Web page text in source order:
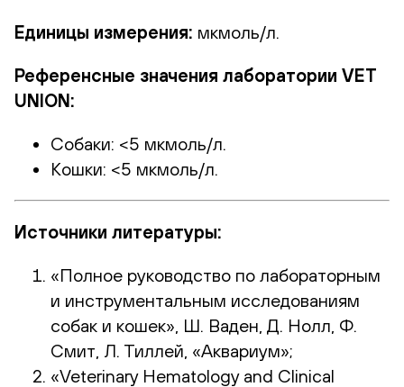
Единицы измерения: мкмоль/л.
Референсные значения лаборатории VET
UNION:
Собаки: <5 мкмоль/л.
Кошки: <5 мкмоль/л.
Источники литературы:
«Полное руководство по лабораторным
и инструментальным исследованиям
собак и кошек», Ш. Ваден, Д. Нолл, Ф.
Смит, Л. Тиллей, «Аквариум»;
«Veterinary Hematology and Clinical